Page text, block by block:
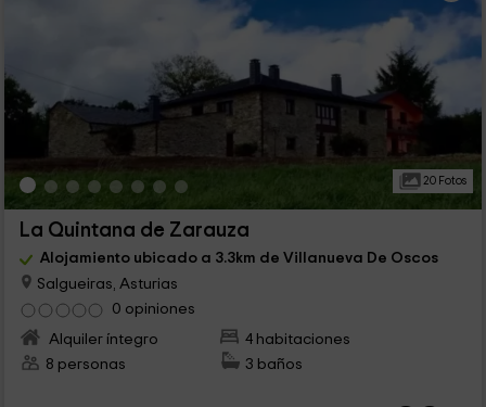
20 Fotos
La Quintana de Zarauza
Alojamiento ubicado a 3.3km de Villanueva De Oscos
Salgueiras, Asturias
0 opiniones
Alquiler íntegro
4 habitaciones
8 personas
3 baños